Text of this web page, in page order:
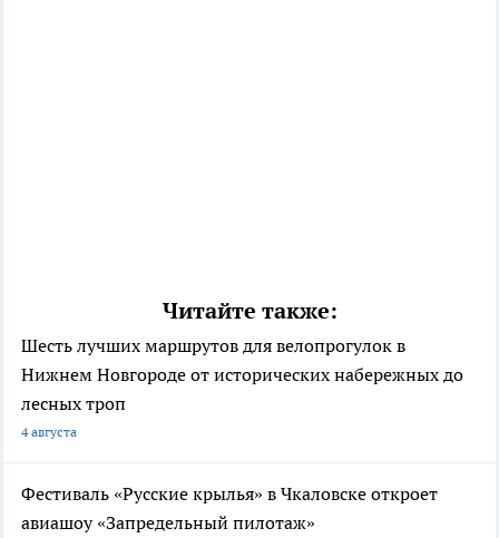
Читайте также:
Шесть лучших маршрутов для велопрогулок в
Нижнем Новгороде от исторических набережных до
лесных троп
4 августа
Фестиваль «Русские крылья» в Чкаловске откроет
авиашоу «Запредельный пилотаж»